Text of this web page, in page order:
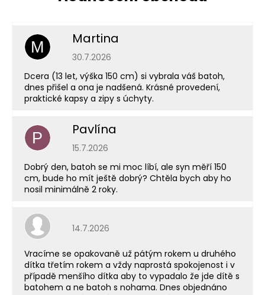
M Martina
Hodnocení obchodu je 5 z 5 hvězdiček.
30.7.2026
Dcera (13 let, výška 150 cm) si vybrala váš batoh,
dnes přišel a ona je nadšená. Krásné provedení,
praktické kapsy a zipy s úchyty.
P Pavlína
Hodnocení obchodu je 5 z 5 hvězdiček.
15.7.2026
Dobrý den, batoh se mi moc líbí, ale syn měří 150
cm, bude ho mít ještě dobrý? Chtěla bych aby ho
nosil minimálně 2 roky.
Hodnocení obchodu je 5 z 5 hvězdiček.
14.7.2026
Vracíme se opakovaně už pátým rokem u druhého
dítka třetím rokem a vždy naprostá spokojenost i v
případě menšího dítka aby to vypadalo že jde dítě s
batohem a ne batoh s nohama. Dnes objednáno